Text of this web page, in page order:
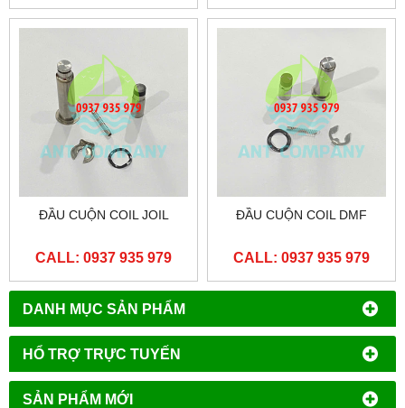
DANH MỤC SẢN PHẨM
HỔ TRỢ TRỰC TUYẾN
SẢN PHẨM MỚI
ĐẦU CUỘN COIL JOIL
CALL: 0937 935 979
ĐẦU CUỘN COIL DMF
CALL: 0937 935 979